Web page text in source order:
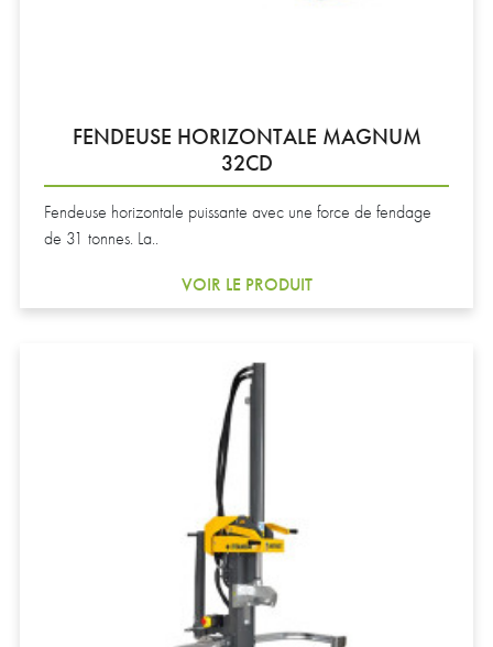
FENDEUSE HORIZONTALE MAGNUM
32CD
Fendeuse horizontale puissante avec une force de fendage
de 31 tonnes. La..
VOIR LE PRODUIT